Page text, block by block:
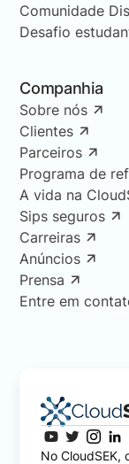
Comunidade
Desafio
Companhia
Sobre nós
Clientes
Parceiros
Programa de
A vida na
Sips seguros
Carreiras
Anúncios
Prensa
Entre em
No CloudSEK,